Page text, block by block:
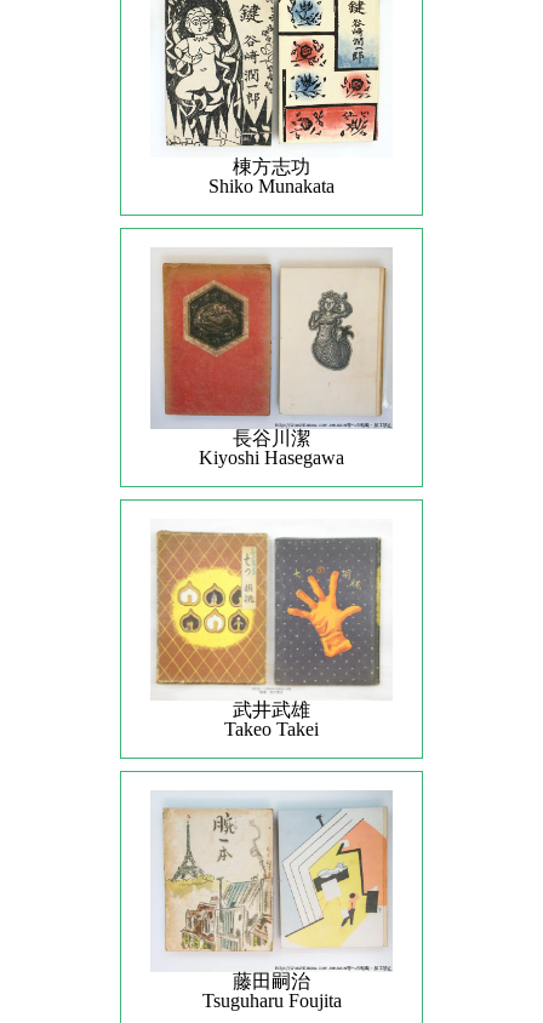
棟方志功
Shiko Munakata
長谷川潔
Kiyoshi Hasegawa
武井武雄
Takeo Takei
藤田嗣治
Tsuguharu Foujita